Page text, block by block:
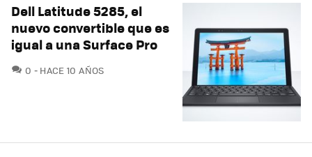
Dell Latitude 5285, el
nuevo convertible que es
igual a una Surface Pro
0 COMENTARIOS
HACE 10 AÑOS